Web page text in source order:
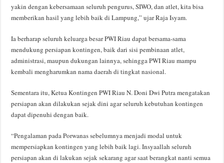
yakin dengan kebersamaan seluruh pengurus, SIWO, dan atlet, kita bisa
memberikan hasil yang lebih baik di Lampung,” ujar Raja Isyam.
Ia berharap seluruh keluarga besar PWI Riau dapat bersama-sama
mendukung persiapan kontingen, baik dari sisi pembinaan atlet,
administrasi, maupun dukungan lainnya, sehingga PWI Riau mampu
kembali mengharumkan nama daerah di tingkat nasional.
Sementara itu, Ketua Kontingen PWI Riau N. Doni Dwi Putra mengatakan
persiapan akan dilakukan sejak dini agar seluruh kebutuhan kontingen
dapat dipenuhi dengan baik.
“Pengalaman pada Porwanas sebelumnya menjadi modal untuk
mempersiapkan kontingen yang lebih baik lagi. Insyaallah seluruh
persiapan akan di lakukan sejak sekarang agar saat berangkat nanti semua